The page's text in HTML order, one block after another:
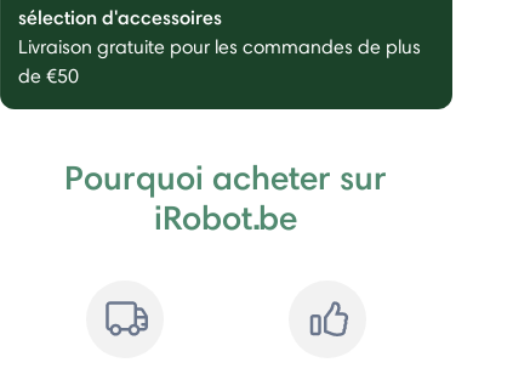
sélection d'accessoires
Livraison gratuite pour les commandes de plus
de €50
Pourquoi acheter sur
iRobot.be